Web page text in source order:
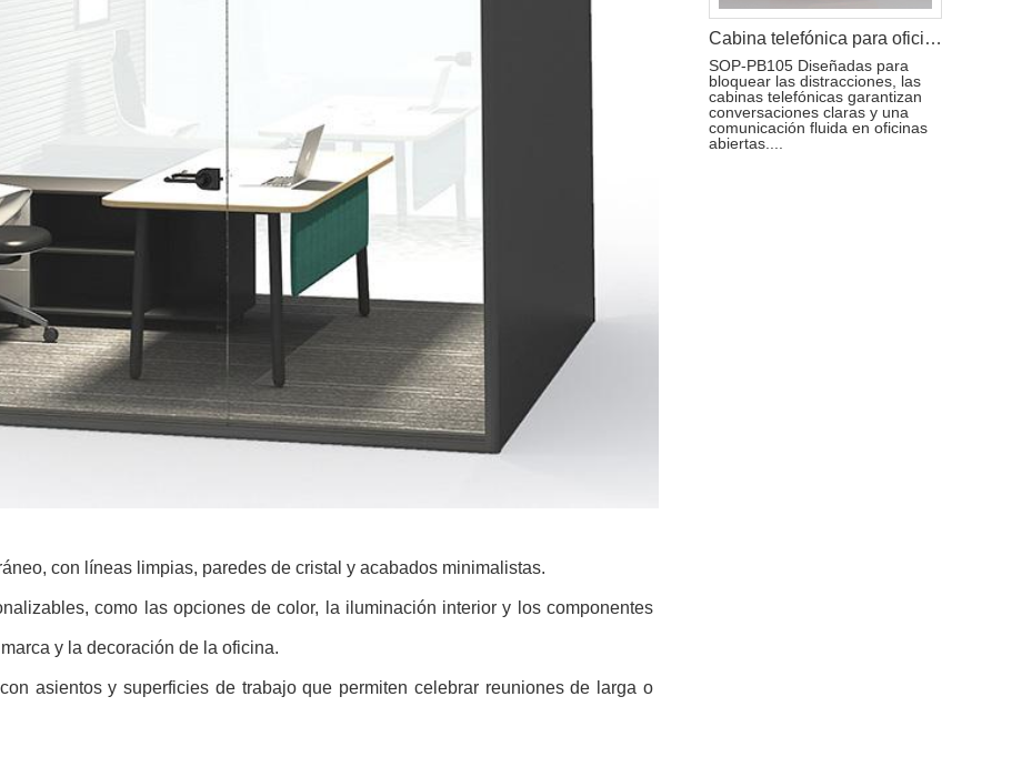
con líneas limpias, paredes de cristal y acabados minimalistas.
como las opciones de color, la iluminación interior y los componentes
y la decoración de la oficina.
asientos y superficies de trabajo que permiten celebrar reuniones de larga o
Cabina telefónica para oficinas modernas
SOP-PB105 Diseñadas para
bloquear las distracciones, las
cabinas telefónicas garantizan
conversaciones claras y una
comunicación fluida en oficinas
abiertas....